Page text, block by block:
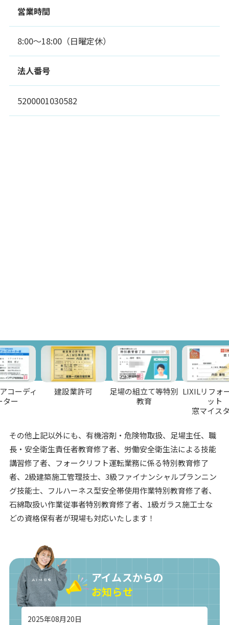
営業時間
8:00～18:00（日曜定休）
法人番号
5200001030582
ィ 建設業許可
足場の組立て等特別 LIXILリフォームネ
窓マイスター
その他上記以外にも、有機溶剤・危険物取扱、足場主任、職
長・安全衛生責任者教育修了者、労働安全衛生法による技能
講習修了者、フォークリフト運転業務に係る特別教育修了
者、2級建築施工管理技士、3級ファイナンシャルプランニン
グ技能士、フルハーネス型安全帯使用作業特別教育修了者、
石綿取扱い作業従事者特別教育修了者、1級ガラス施工士な
どの資格保有者が現場も対応いたします！
アイムスからの
お知らせ
2025年08月20日